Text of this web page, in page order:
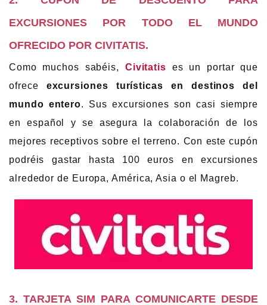
EXCURSIONES POR TODO EL MUNDO
OFRECIDO POR CIVITATIS.
Como muchos sabéis, Civitatis es un portar que
ofrece excursiones turísticas en destinos del
mundo entero. Sus excursiones son casi siempre
en español y se asegura la colaboración de los
mejores receptivos sobre el terreno. Con este cupón
podréis gastar hasta 100 euros en excursiones
alrededor de Europa, América, Asia o el Magreb.
3. TARJETA SIM PARA COMUNICARTE DESDE